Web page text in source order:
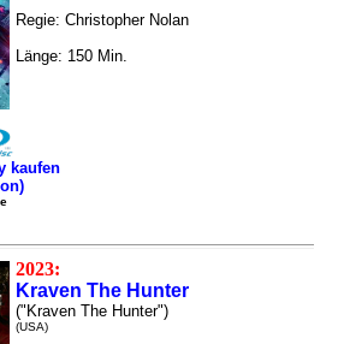
Regie: Christopher Nolan
Länge: 150 Min.
kaufen
2023:
Kraven The Hunter
("Kraven The Hunter")
(USA)